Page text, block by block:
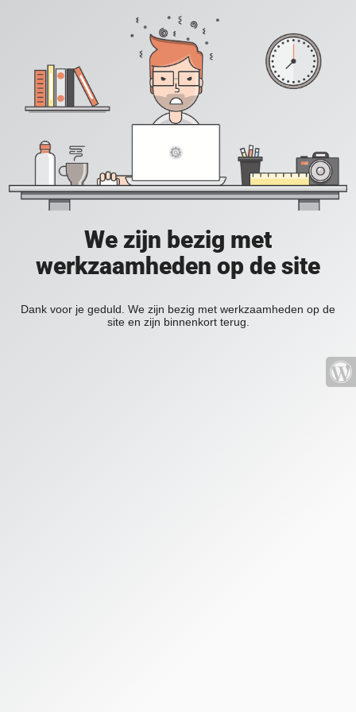
We zijn bezig met
werkzaamheden op de site
Dank voor je geduld. We zijn bezig met werkzaamheden op de
site en zijn binnenkort terug.